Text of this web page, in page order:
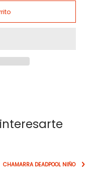
CHAMARRA DEADPOOL NIÑO